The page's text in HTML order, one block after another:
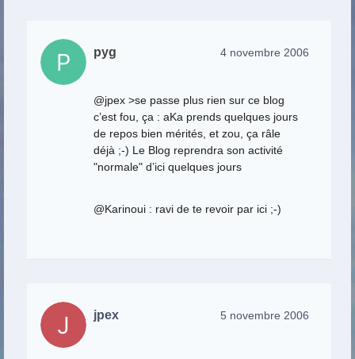
pyg 4 novembre 2006
@jpex >se passe plus rien sur ce blog
c’est fou, ça : aKa prends quelques jours
de repos bien mérités, et zou, ça râle
déjà ;-) Le Blog reprendra son activité
"normale" d’ici quelques jours
@Karinoui : ravi de te revoir par ici ;-)
jpex 5 novembre 2006